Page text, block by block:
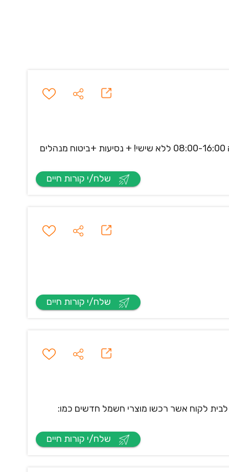
לחברת שירות למוצרי חשמל מובילים בשוק הממוקמת באזור לוד, דרוש/ה נציג/תשרות בשיחות נכנסות. היקף משרה 08:00-16:00 ללא שישי! + נסיעות +ביטוח מנהלים
לקוח אשר רכשו מוצרי חשמל חדשים כמו: